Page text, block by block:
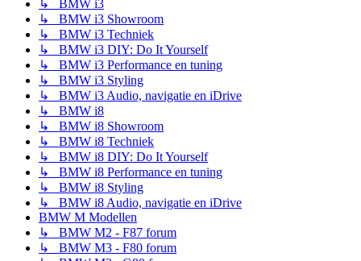
↳ BMW i3
↳ BMW i3 Showroom
↳ BMW i3 Techniek
↳ BMW i3 DIY: Do It Yourself
↳ BMW i3 Performance en tuning
↳ BMW i3 Styling
↳ BMW i3 Audio, navigatie en iDrive
↳ BMW i8
↳ BMW i8 Showroom
↳ BMW i8 Techniek
↳ BMW i8 DIY: Do It Yourself
↳ BMW i8 Performance en tuning
↳ BMW i8 Styling
↳ BMW i8 Audio, navigatie en iDrive
BMW M Modellen
↳ BMW M2 - F87 forum
↳ BMW M3 - F80 forum